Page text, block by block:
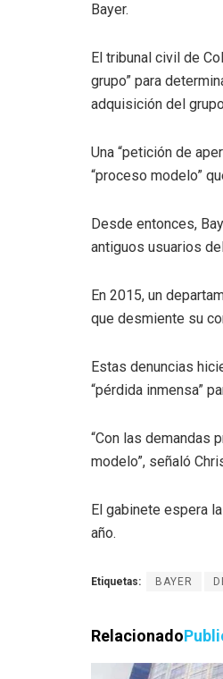
Bayer.
El tribunal civil de
grupo” para
adquisición del
Una “petición de
“proceso modelo”
Desde entonces,
antiguos usuarios
En 2015, un
que desmiente su
Estas denuncias
“pérdida inmensa”
“Con las demandas
modelo”, señaló
El gabinete espera
año.
Etiquetas: BAYER
Relacionado